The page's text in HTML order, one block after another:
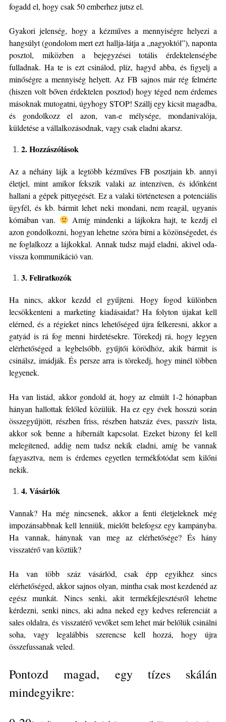
fogadd el, hogy csak 50 emberhez jutsz el.
Gyakori jelenség, hogy a kézműves a mennyiségre helyezi a
hangsúlyt (gondolom mert ezt hallja-látja a „nagyoktól”), naponta
posztol, miközben a bejegyzései totális érdektelenségbe
fulladnak. Ha te is ezt csinálod, plíz, hagyd abba, és figyelj a
minőségre a mennyiség helyett. Az FB sajnos már rég felmérte
(hiszen volt bőven érdektelen posztod) hogy téged nem érdemes
másoknak mutogatni, úgyhogy STOP! Szállj egy kicsit magadba,
és gondolkozz el azon, van-e mélysége, mondanivalója,
küldetése a vállalkozásodnak, vagy csak eladni akarsz.
2. Hozzászólások
Az a néhány lájk a legtöbb kézműves FB posztjain kb. annyi
életjel, mint amikor fekszik valaki az intenzíven, és időnként
hallani a gépek pittyegését. Ez a valaki történetesen a potenciális
ügyfél, és kb. bármit lehet neki mondani, nem reagál, ugyanis
kómában van.
Amíg mindenki a lájkokra hajt, te kezdj el
azon gondolkozni, hogyan lehetne szóra bírni a közönségedet, és
ne foglalkozz a lájkokkal. Annak tudsz majd eladni, akivel oda-
vissza kommunikáció van.
3. Feliratkozók
Ha nincs, akkor kezdd el gyűjteni. Hogy fogod különben
lecsökkenteni a marketing kiadásaidat? Ha folyton újakat kell
elérned, és a régieket nincs lehetőséged újra felkeresni, akkor a
gatyád is rá fog menni hirdetésekre. Törekedj rá, hogy legyen
elérhetőséged a legbelsőbb, gyűjtői körödhöz, akik bármit is
csinálsz, imádják. És persze arra is törekedj, hogy minél többen
legyenek.
Ha van listád, akkor gondold át, hogy az elmúlt 1-2 hónapban
hányan hallottak felőled közülük. Ha ez egy évek hosszú során
összegyűjtött, részben friss, részben hatszáz éves, passzív lista,
akkor sok benne a hibernált kapcsolat. Ezeket bizony fel kell
melegítened, addig nem tudsz nekik eladni, amíg be vannak
fagyasztva, nem is érdemes egyetlen termékfotódat sem kilőni
nekik.
4. Vásárlók
Vannak? Ha még nincsenek, akkor a fenti életjeleknek még
impozánsabbnak kell lenniük, mielőtt belefogsz egy kampányba.
Ha vannak, hánynak van meg az elérhetősége? És hány
visszatérő van köztük?
Ha van több száz vásárlód, csak épp egyikhez sincs
elérhetőséged, akkor sajnos olyan, mintha csak most kezdenéd az
egész munkát. Nincs senki, akit termékfejlesztésről lehetne
kérdezni, senki nincs, aki adna neked egy kedves referenciát a
sales oldalra, és visszatérő vevőket sem lehet már belőlük csinálni
soha, vagy legalábbis szerencse kell hozzá, hogy újra
összefussanak veled.
Pontozd magad, egy tízes skálán
mindegyikre: